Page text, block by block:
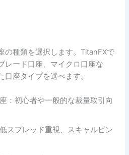
の種類を選択します。TitanFXで
レード口座、マイクロ口座な
座タイプを選べます。
：初心者や一般的な裁量取引向
スプレッド重視、スキャルピン